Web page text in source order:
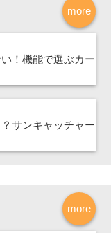
more
！機能で選ぶカー
サンキャッチャー
more